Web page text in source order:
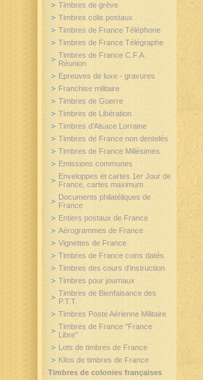
Timbres de grève
Timbres colis postaux
Timbres de France Téléphone
Timbres de France Télégraphe
Timbres de France C.F.A.
Réunion
Epreuves de luxe - gravures
Franchise militaire
Timbres de Guerre
Timbres de Libération
Timbres d'Alsace Lorraine
Timbres de France non dentelés
Timbres de France Millésimes
Emissions communes
Enveloppes et cartes 1er Jour de
France, cartes maximum
Documents philatéliques de
France
Entiers postaux de France
Aérogrammes de France
Vignettes de France
Timbres de France coins datés
Timbres des cours d'instruction
Timbres pour journaux
Timbres de Bienfaisance des
P.T.T.
Timbres Poste Aérienne Militaire
Timbres de France "France
Libre"
Lots de timbres de France
Kilos de timbres de France
Timbres de colonies françaises